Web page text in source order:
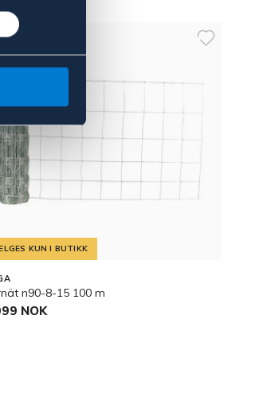
KUN I BUTIKK
n90-8-15 100 m
NOK